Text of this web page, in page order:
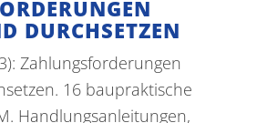
DURCHSETZEN
Zahlungsforderungen
16 baupraktische
Handlungsanleitungen,